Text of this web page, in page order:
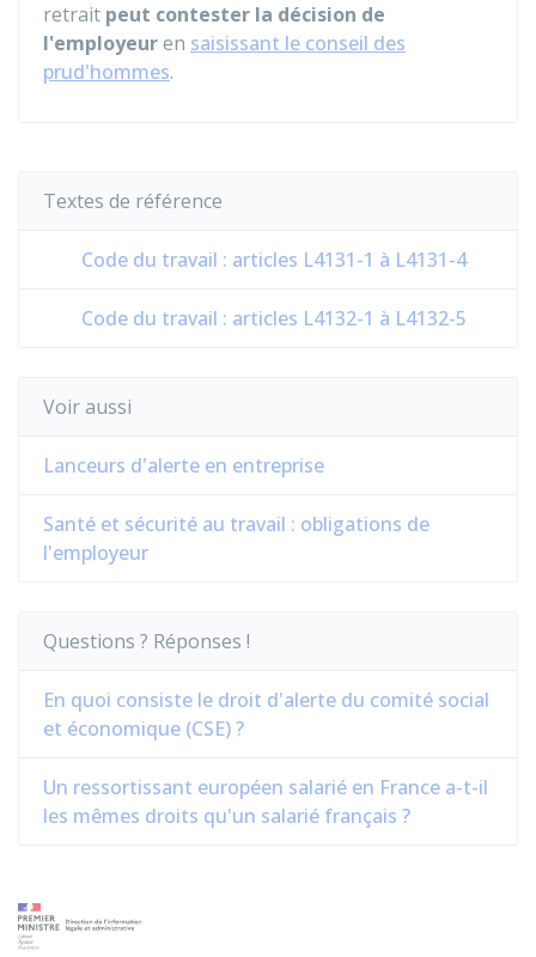
retrait peut contester la décision de
l'employeuren saisissant le conseil des
prud'hommes.
Textes de référence
Code du travail : articles L4131-1 à L4131-4
Code du travail : articles L4132-1 à L4132-5
Voir aussi
Lanceurs d'alerte en entreprise
Santé et sécurité au travail : obligations de
l'employeur
Questions ? Réponses !
En quoi consiste le droit d'alerte du comité social
et économique (CSE) ?
Un ressortissant européen salarié en France a-t-il
les mêmes droits qu'un salarié français ?